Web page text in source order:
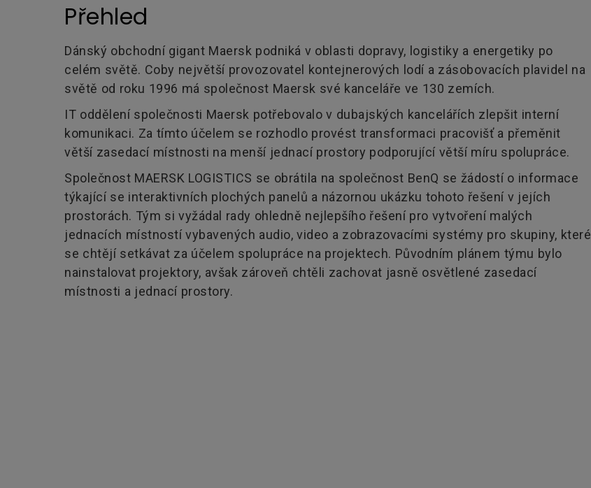
Přehled
Dánský obchodní gigant Maersk podniká v oblasti dopravy, logistiky a energetiky po
celém světě. Coby největší provozovatel kontejnerových lodí a zásobovacích plavidel na
světě od roku 1996 má společnost Maersk své kanceláře ve 130 zemích.
IT oddělení společnosti Maersk potřebovalo v dubajských kancelářích zlepšit interní
komunikaci. Za tímto účelem se rozhodlo provést transformaci pracovišť a přeměnit
větší zasedací místnosti na menší jednací prostory podporující větší míru spolupráce.
Společnost MAERSK LOGISTICS se obrátila na společnost BenQ se žádostí o informace
týkající se interaktivních plochých panelů a názornou ukázku tohoto řešení v jejích
prostorách. Tým si vyžádal rady ohledně nejlepšího řešení pro vytvoření malých
jednacích místností vybavených audio, video a zobrazovacími systémy pro skupiny, které
se chtějí setkávat za účelem spolupráce na projektech. Původním plánem týmu bylo
nainstalovat projektory, avšak zároveň chtěli zachovat jasně osvětlené zasedací
místnosti a jednací prostory.